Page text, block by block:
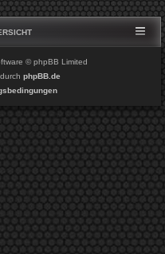
© phpBB Limited
phpBB.de